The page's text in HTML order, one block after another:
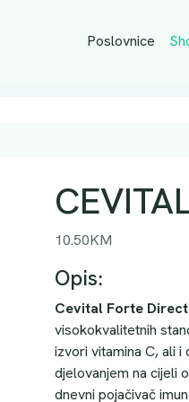
Poslovnice
10.50KM
Opis:
Cevital Forte Direct
visokokvalitetnih
izvori vitamina C, ali
djelovanjem na cijeli
dnevni pojačivač